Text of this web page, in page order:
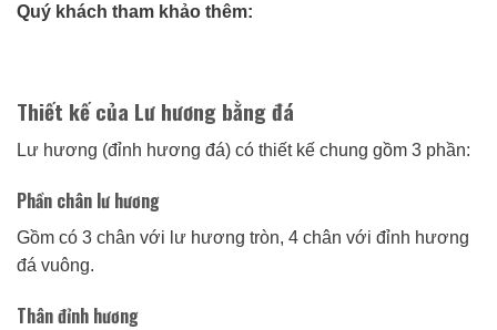
Quý khách tham khảo thêm:
Thiết kế của Lư hương bằng đá
Lư hương (đỉnh hương đá) có thiết kế chung gồm 3 phần:
Phần chân lư hương
Gồm có 3 chân với lư hương tròn, 4 chân với đỉnh hương
đá vuông.
Thân đỉnh hương